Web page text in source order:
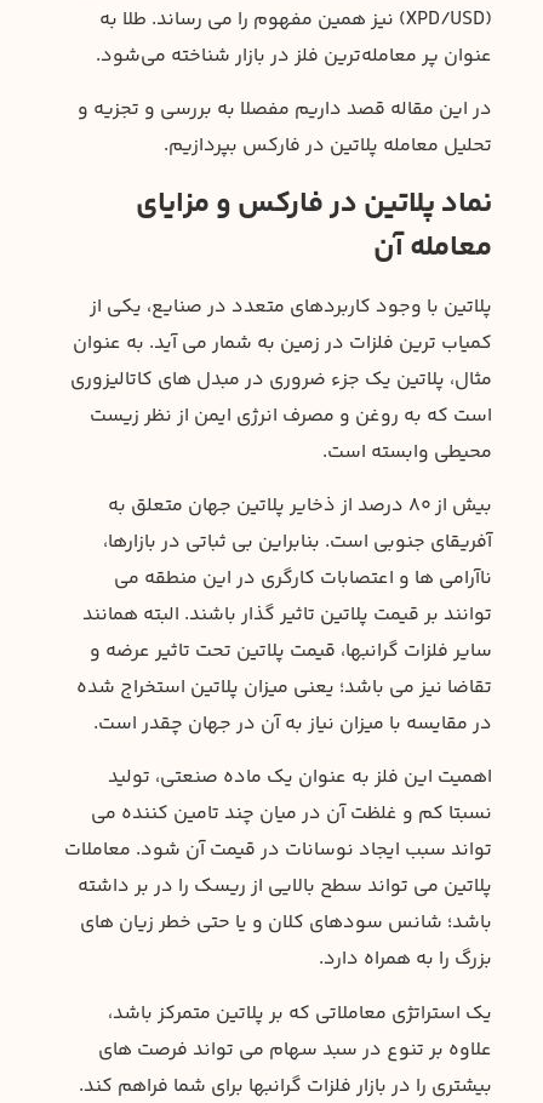
(XPD/USD) نیز همین مفهوم را می رساند. طلا به
عنوان پر معامله‌ترین فلز در بازار شناخته می‌شود.
در این مقاله قصد داریم مفصلا به بررسی و تجزیه و
تحلیل معامله پلاتین در فارکس بپردازیم.
نماد پلاتین در فارکس و مزایای
معامله آن
پلاتین با وجود کاربردهای متعدد در صنایع، یکی از
کمیاب ترین فلزات در زمین به شمار می آید. به عنوان
مثال، پلاتین یک جزء ضروری در مبدل های کاتالیزوری
است که به روغن و مصرف انرژی ایمن از نظر زیست
محیطی وابسته است.
بیش از 80 درصد از ذخایر پلاتین جهان متعلق به
آفریقای جنوبی است. بنابراین بی ثباتی در بازارها،
ناآرامی ها و اعتصابات کارگری در این منطقه می
توانند بر قیمت پلاتین تاثیر گذار باشند. البته همانند
سایر فلزات گرانبها، قیمت پلاتین تحت تاثیر عرضه و
تقاضا نیز می باشد؛ یعنی میزان پلاتین استخراج شده
در مقایسه با میزان نیاز به آن در جهان چقدر است.
اهمیت این فلز به عنوان یک ماده صنعتی، تولید
نسبتا کم و غلظت آن در میان چند تامین کننده می
تواند سبب ایجاد نوسانات در قیمت آن شود. معاملات
پلاتین می تواند سطح بالایی از ریسک را در بر داشته
باشد؛ شانس سودهای کلان و یا حتی خطر زیان های
بزرگ را به همراه دارد.
یک استراتژی معاملاتی که بر پلاتین متمرکز باشد،
علاوه بر تنوع در سبد سهام می تواند فرصت های
بیشتری را در بازار فلزات گرانبها برای شما فراهم کند.